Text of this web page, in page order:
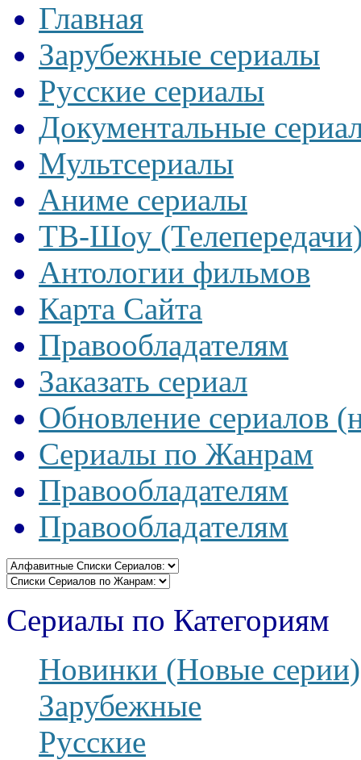
Главная
Зарубежные сериалы
Русские сериалы
Документальные
Мультсериалы
Аниме сериалы
ТВ-Шоу
Антологии фильмов
Карта Сайта
Правообладателям
Заказать сериал
Обновление сериалов
Сериалы по Жанрам
Правообладателям
Правообладателям
Сериалы по Категориям
Новинки (Новые серии)
Зарубежные
Русские